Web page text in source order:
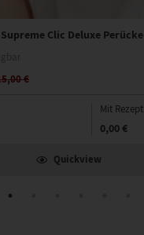
Clic Deluxe Perücke
€
Mit Rezept
0,00 €
Quickview